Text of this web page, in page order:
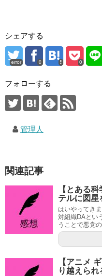
シェアする
error 0 0
フォローする
管理人
関連記事
【とある
テルに図星
はいやってき
対組織DAとい
うことで悪党
【アニメ
り越えられ